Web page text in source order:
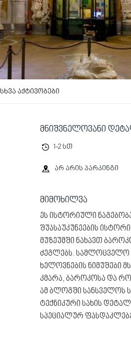
სხვა აქტივობები
მნიშვნელოვანი
1-2 სთ
არ არის პარკინგი
მიმოხილვა
ეს ისტორიული
შუასაუკუნეების
მუზეუმში ნახავთ
ძეგლებს. სამლოცველო
ხელოვნების ნიმუშები
კმარა, ბაროკოსა და
ამ ბლოგში სანსველოს
ტექნიკური სახის
სპეციალურ